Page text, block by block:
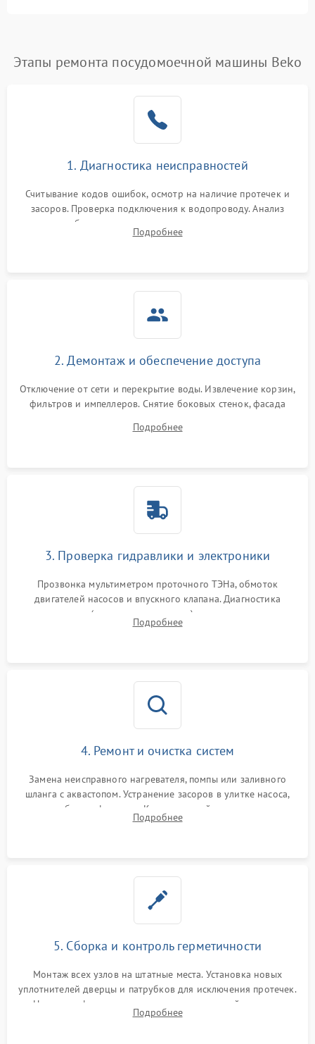
воды
1800 ₽ Подробнее →
Проблемы с
Этапы ремонта посудомоечной машины Beko
1. Диагностика неисправностей
Считывание кодов ошибок, осмотр на наличие протечек и
засоров. Проверка подключения к водопроводу. Анализ
жалоб на отсутствие слива, нагрева, вращения
разбрызгивателей или срабатывание системы защиты
Подробнее
2. Демонтаж и обеспечение доступа
Отключение от сети и перекрытие воды. Извлечение корзин,
фильтров и импеллеров. Снятие боковых стенок, фасада
циркуляционному насосу, ТЭНу и сливной помпе.
Подробнее
3. Проверка гидравлики и электроники
Прозвонка мультиметром проточного ТЭНа, обмоток
двигателей насосов и впускного клапана. Диагностика
прессостата (датчика уровня воды), датчика мутности,
концевика дверцы и электронного модуля управления.
Подробнее
4. Ремонт и очистка систем
Замена неисправного нагревателя, помпы или заливного
шланга с аквастопом. Устранение засоров в улитке насоса,
патрубках и фильтрах. Компонентный ремонт платы
управления, восстановление поврежденной проводки.
Подробнее
5. Сборка и контроль герметичности
Монтаж всех узлов на штатные места. Установка новых
уплотнителей дверцы и патрубков для исключения протечек.
Надежная фиксация хомутов гидравлической системы,
сборка корпуса и установка датчика поплавка.
Подробнее